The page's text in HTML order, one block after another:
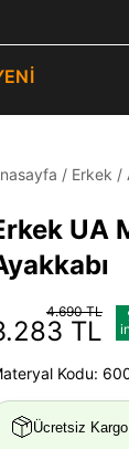
/ Erkek /
UA
4.690 TL
TL
Kodu:
Ücretsiz Kargo